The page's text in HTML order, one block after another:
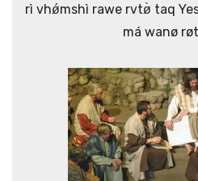
rì vhǿmshì rawe rvtø̀ taq
má wanø